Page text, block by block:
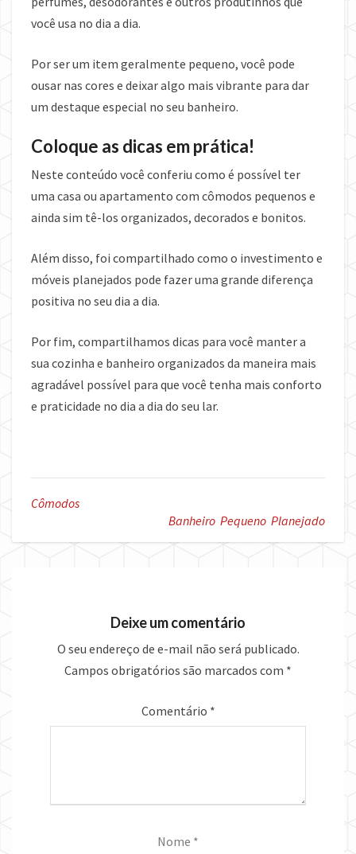
você usa no dia a dia.
Por ser um item geralmente pequeno, você pode
ousar nas cores e deixar algo mais vibrante para dar
um destaque especial no seu banheiro.
Coloque as dicas em prática!
Neste conteúdo você conferiu como é possível ter
uma casa ou apartamento com cômodos pequenos e
ainda sim tê-los organizados, decorados e bonitos.
Além disso, foi compartilhado como o investimento e
móveis planejados pode fazer uma grande diferença
positiva no seu dia a dia.
Por fim, compartilhamos dicas para você manter a
sua cozinha e banheiro organizados da maneira mais
agradável possível para que você tenha mais conforto
e praticidade no dia a dia do seu lar.
Cômodos
Banheiro Pequeno Planejado
Deixe um comentário
O seu endereço de e-mail não será publicado.
Campos obrigatórios são marcados com *
Comentário *
Nome *